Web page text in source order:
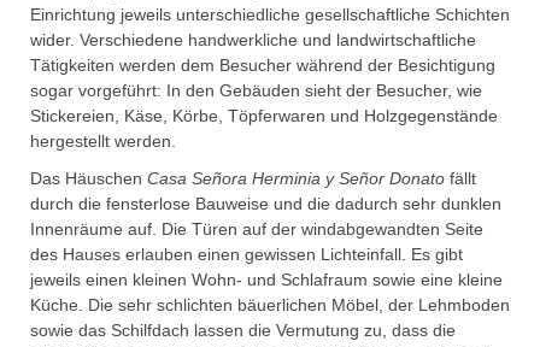
Einrichtung jeweils unterschiedliche gesellschaftliche Schichten
wider. Verschiedene handwerkliche und landwirtschaftliche
Tätigkeiten werden dem Besucher während der Besichtigung
sogar vorgeführt: In den Gebäuden sieht der Besucher, wie
Stickereien, Käse, Körbe, Töpferwaren und Holzgegenstände
hergestellt werden.
Das Häuschen Casa Señora Herminia y Señor Donato fällt
durch die fensterlose Bauweise und die dadurch sehr dunklen
Innenräume auf. Die Türen auf der windabgewandten Seite
des Hauses erlauben einen gewissen Lichteinfall. Es gibt
jeweils einen kleinen Wohn- und Schlafraum sowie eine kleine
Küche. Die sehr schlichten bäuerlichen Möbel, der Lehmboden
sowie das Schilfdach lassen die Vermutung zu, dass die